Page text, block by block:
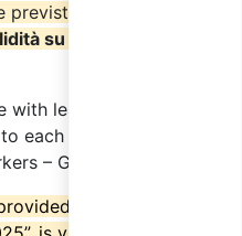
previsto
su tutto il territorio
learning
each participant in
– General Part
by the